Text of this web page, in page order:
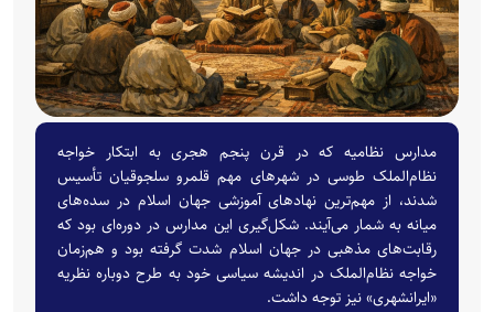
مدارس نظامیه که در قرن پنجم هجری به ابتکار خواجه
نظام‌الملک طوسی در شهرهای مهم قلمرو سلجوقیان تأسیس
شدند، از مهم‌ترین نهادهای آموزشی جهان اسلام در سده‌های
میانه به شمار می‌آیند. شکل‌گیری این مدارس در دوره‌ای بود که
رقابت‌های مذهبی در جهان اسلام شدت گرفته بود و هم‌زمان
خواجه نظام‌الملک در اندیشه سیاسی خود به طرح دوباره نظریه
«ایرانشهری» نیز توجه داشت.